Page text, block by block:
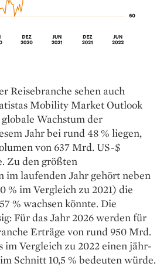
Reisebranche sehen auch
Mobility Market Outlook
Wachstum der
Jahr bei rund 48 % ­liegen,
von 637 Mrd. US-$
Zu den größten
im laufenden Jahr gehört neben
% im Vergleich zu 2021) die
% wachsen könnte. Die
Für das Jahr 2026 werden für
Erträge von rund 950 Mrd.
im Vergleich zu 2022 einen jähr­
Schnitt 10,5 % bedeuten würde.